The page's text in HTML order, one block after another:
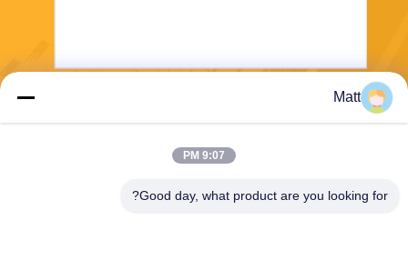
Matt
9:07 PM
Good day, what product are you looking for?